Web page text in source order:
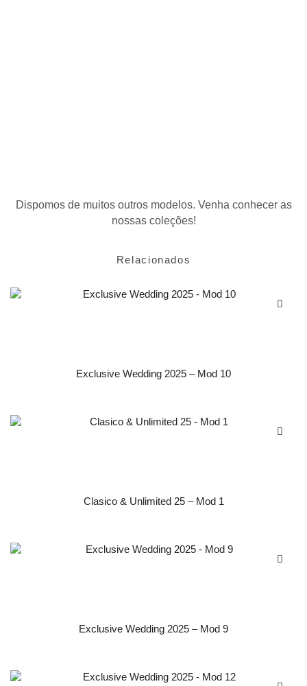
Relacionados
Exclusive Wedding 2025 – Mod 10
Clasico & Unlimited 25 – Mod 1
Exclusive Wedding 2025 – Mod 9